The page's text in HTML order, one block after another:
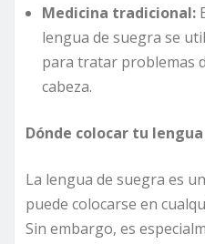
Medicina tradicional:
lengua de suegra se
para tratar problemas
cabeza.
Dónde colocar tu
La lengua de suegra es
puede colocarse en
Sin embargo, es